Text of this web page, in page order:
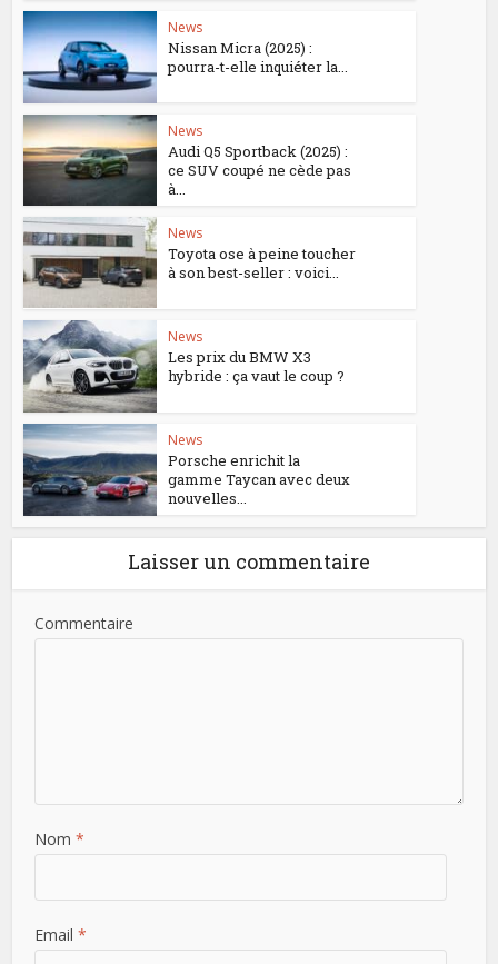
News
Nissan Micra (2025) :
pourra-t-elle inquiéter la...
News
Audi Q5 Sportback (2025) :
ce SUV coupé ne cède pas
à...
News
Toyota ose à peine toucher
à son best-seller : voici...
News
Les prix du BMW X3
hybride : ça vaut le coup ?
News
Porsche enrichit la
gamme Taycan avec deux
nouvelles...
Laisser un commentaire
Commentaire
Nom*
Email*